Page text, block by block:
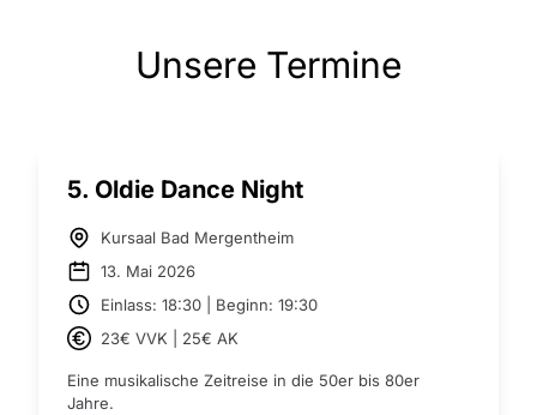
Unsere Termine
5. Oldie Dance Night
Kursaal Bad Mergentheim
13. Mai 2026
Einlass: 18:30 | Beginn: 19:30
23€ VVK | 25€ AK
Eine musikalische Zeitreise in die 50er bis 80er
Jahre.